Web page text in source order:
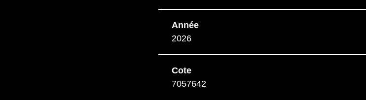
Année
2026
Cote
7057642